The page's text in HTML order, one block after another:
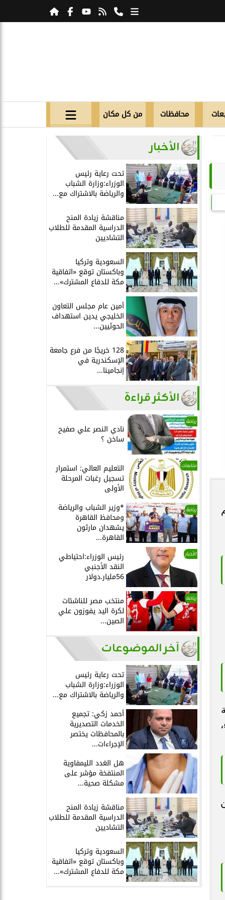
محافظات من كل مكان
الأخبار
تحت رعاية رئيس
الوزراء:وزارة الشباب
والرياضة بالاشتراك مع...
مناقشة زيادة المنح
الدراسية المقدمة للطلاب
التشاديين
السعودية وتركيا
وباكستان توقع «اتفاقية
مكة للدفاع المشترك»...
أمين عام مجلس التعاون
الخليجي يدين استهداف
الحوثيين...
128 خريجًا من فرع جامعة
الإسكندرية في
إنجامينا...
الأكثر قراءة
رياضة
نادي النصر علي صفيح
ساخن ؟
متابعات التعليم العالي: استمرار
تسجيل رغبات المرحلة
الأولى
رياضة *وزير الشباب والرياضة
ومحافظ القاهرة
يشهدان مارثون
القاهرة...
الأخبار رئيس الوزراء:احتياطي
النقد الأجنبي
56مليار.دولار
رياضة منتخب مصر للناشئات
لكرة اليد يفوزون علي
الصين...
آخر الموضوعات
تحت رعاية رئيس
الوزراء:وزارة الشباب
والرياضة بالاشتراك مع...
أحمد زكي: تجميع
الخدمات التصديرية
بالمحافظات يختصر
الإجراءات...
هل الغدد الليمفاوية
المنتفخة مؤشر على
مشكلة صحية...
مناقشة زيادة المنح
الدراسية المقدمة للطلاب
التشاديين
السعودية وتركيا
وباكستان توقع «اتفاقية
مكة للدفاع المشترك»...